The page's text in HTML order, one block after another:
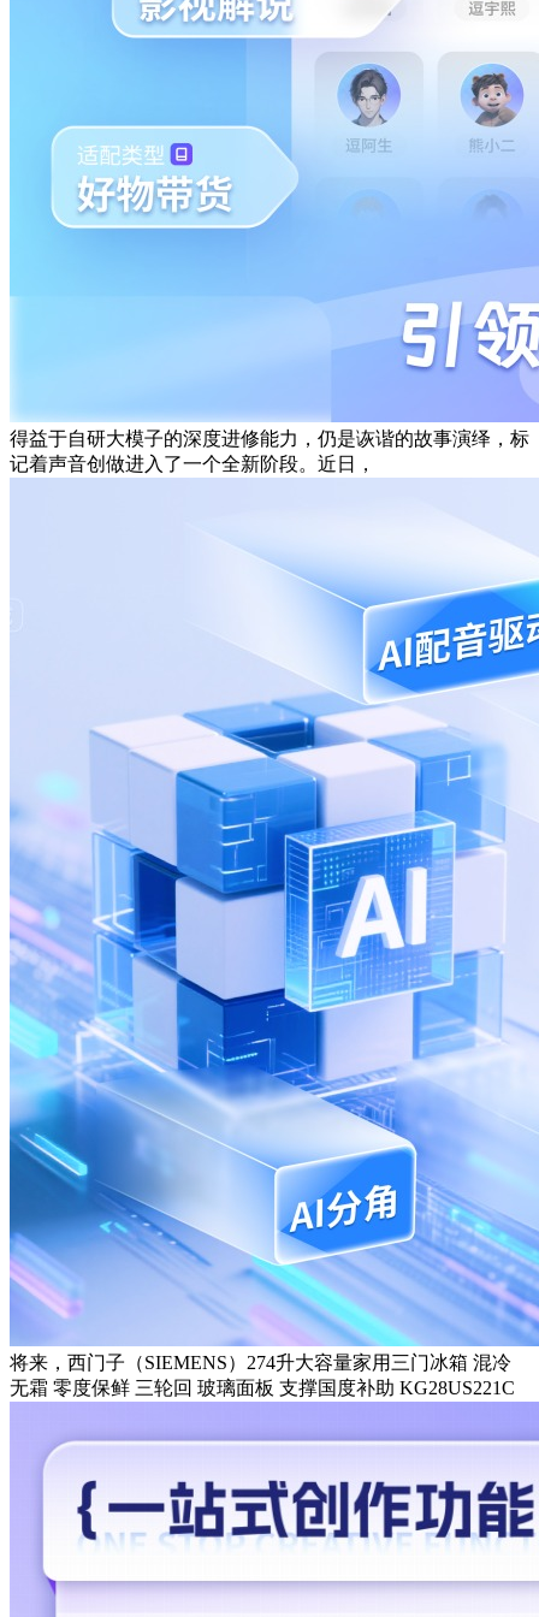
得益于自研大模子的深度进修能力，仍是诙谐的故事演绎，标
记着声音创做进入了一个全新阶段。近日，
将来，西门子（SIEMENS）274升大容量家用三门冰箱 混冷
无霜 零度保鲜 三轮回 玻璃面板 支撑国度补助 KG28US221C